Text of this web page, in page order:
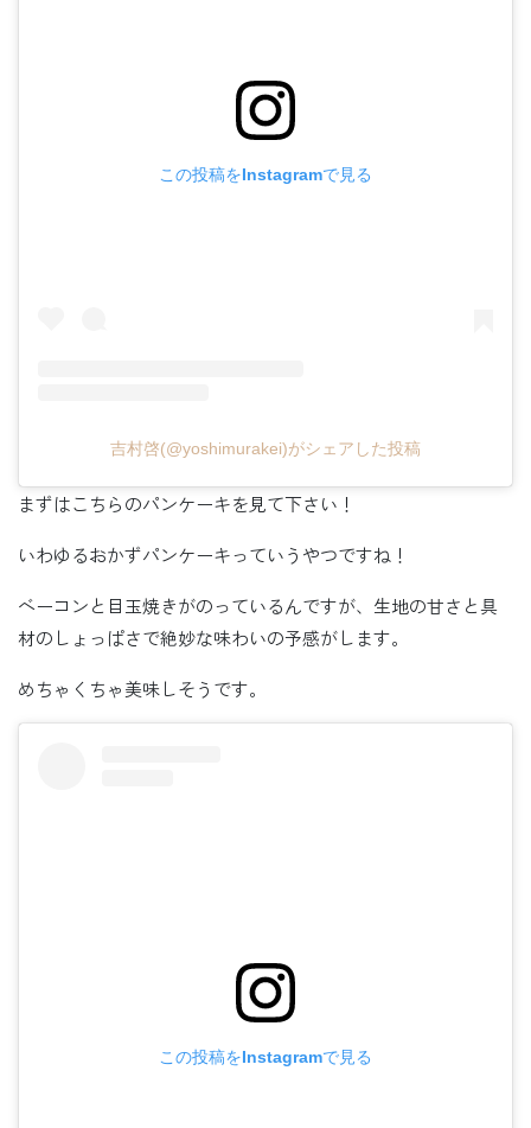
この投稿をInstagramで見る
吉村啓(@yoshimurakei)がシェアした投稿
まずはこちらのパンケーキを見て下さい！
いわゆるおかずパンケーキっていうやつですね！
ベーコンと目玉焼きがのっているんですが、生地の甘さと具
材のしょっぱさで絶妙な味わいの予感がします。
めちゃくちゃ美味しそうです。
この投稿をInstagramで見る